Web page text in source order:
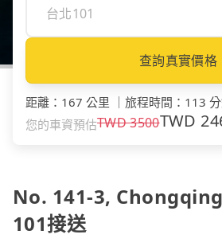
查詢真實價格
距離 ： 167 公里 旅程時間 ： 113
您的車資預估TWD3500TWD
No. 141-3,
101接送